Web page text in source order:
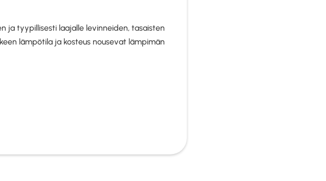
ja tyypillisesti laajalle levinneiden, tasaisten
lämpötila ja kosteus nousevat lämpimän